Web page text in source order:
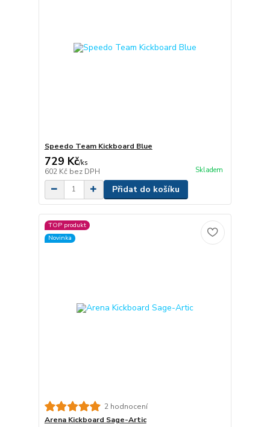
Speedo Team Kickboard Blue
729 Kč/ks
602 Kč bez DPH Skladem
Přidat do košíku
TOP produkt
Novinka
2 hodnocení
Arena Kickboard Sage-Artic